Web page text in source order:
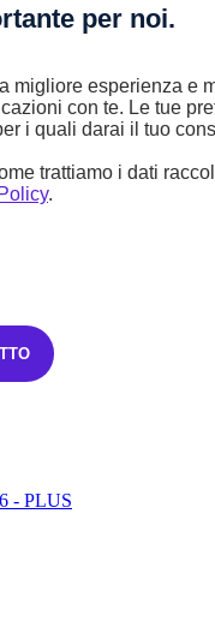
- PLUS
per noi.
migliore esperienza e
con te. Le tue
i quali darai il tuo
trattiamo i dati
.